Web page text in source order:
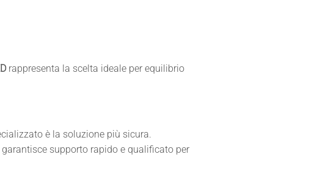
rappresenta la scelta ideale per equilibrio
è la soluzione più sicura.
supporto rapido e qualificato per